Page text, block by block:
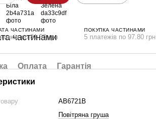
ЧАСТИНАМИ
по 81.50 грн
ПОКУПКА ЧАСТИНАМИ
5 платежів по 97.80 грн
Оплата
Гарантія
AB6721B
Повітряна груша